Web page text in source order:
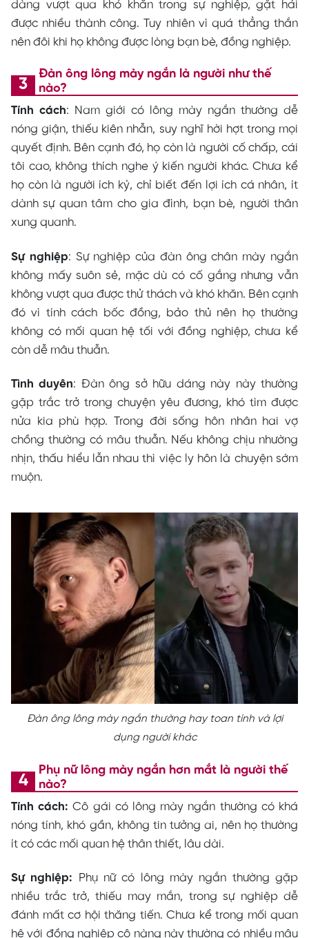
dàng vượt qua khó khăn trong sự nghiệp, gặt hái
được nhiều thành công. Tuy nhiên vì quá thẳng thắn
nên đôi khi họ không được lòng bạn bè, đồng nghiệp.
Đàn ông lông mày ngắn là người như thế
nào?
Tính cách: Nam giới có lông mày ngắn thường dễ
nóng giận, thiếu kiên nhẫn, suy nghĩ hời hợt trong mọi
quyết định. Bên cạnh đó, họ còn là người cố chấp, cái
tôi cao, không thích nghe ý kiến người khác. Chưa kể
họ còn là người ích kỷ, chỉ biết đến lợi ích cá nhân, ít
dành sự quan tâm cho gia đình, bạn bè, người thân
xung quanh.
Sự nghiệp: Sự nghiệp của đàn ông chân mày ngắn
không mấy suôn sẻ, mặc dù có cố gắng nhưng vẫn
không vượt qua được thử thách và khó khăn. Bên cạnh
đó vì tính cách bốc đồng, bảo thủ nên họ thường
không có mối quan hệ tối với đồng nghiệp, chưa kể
còn dễ mâu thuẫn.
Tình duyên: Đàn ông sở hữu dáng này này thường
gặp trắc trở trong chuyện yêu đương, khó tìm được
nửa kia phù hợp. Trong đời sống hôn nhân hai vợ
chồng thường có mâu thuẫn. Nếu không chịu nhường
nhịn, thấu hiểu lẫn nhau thì việc ly hôn là chuyện sớm
muộn.
Đàn ông lông mày ngắn thường hay toan tính và lợi
dụng người khác
Phụ nữ lông mày ngắn hơn mắt là người thế
nào?
Tính cách: Cô gái có lông mày ngắn thường có khá
nóng tính, khó gần, không tin tưởng ai, nên họ thường
ít có các mối quan hệ thân thiết, lâu dài.
Sự nghiệp: Phụ nữ có lông mày ngắn thường gặp
nhiều trắc trở, thiếu may mắn, trong sự nghiệp dễ
đánh mất cơ hội thăng tiến. Chưa kể trong mối quan
hệ với đồng nghiệp cô nàng này thường có nhiều mâu